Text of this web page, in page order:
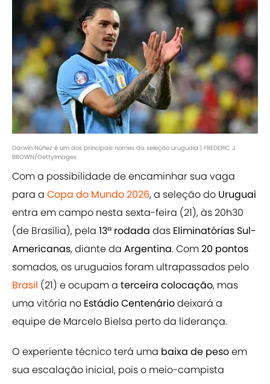
Darwin Núñez é um dos principais nomes da seleção uruguaia | FREDERIC J.
BROWN/GettyImages
Com a possibilidade de encaminhar sua vaga
para a Copa do Mundo 2026, a seleção do Uruguai
entra em campo nesta sexta-feira (21), às 20h30
(de Brasília), pela 13ª rodada das Eliminatórias Sul-
Americanas, diante da Argentina. Com20 pontos
somados, os uruguaios foram ultrapassados pelo
Brasil (21) e ocupam a terceira colocação, mas
uma vitória no EstádioCentenáriodeixará a
equipe de Marcelo Bielsa perto da liderança.
O experiente técnico terá uma baixa de pesoem
sua escalação inicial, pois o meio-campista